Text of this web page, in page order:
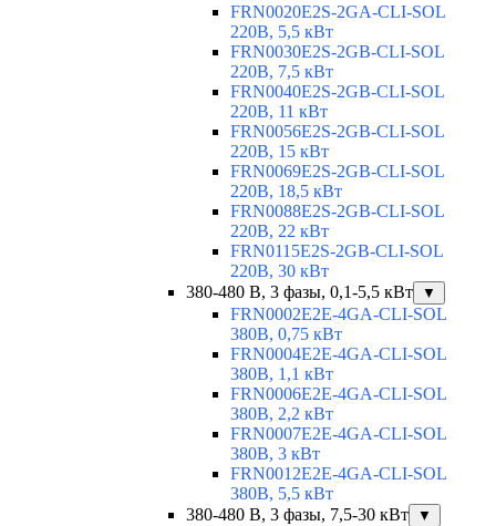
FRN0020E2S-2GA-CLI-SOL
220В, 5,5 кВт
FRN0030E2S-2GB-CLI-SOL
220В, 7,5 кВт
FRN0040E2S-2GB-CLI-SOL
220В, 11 кВт
FRN0056E2S-2GB-CLI-SOL
220В, 15 кВт
FRN0069E2S-2GB-CLI-SOL
220В, 18,5 кВт
FRN0088E2S-2GB-CLI-SOL
220В, 22 кВт
FRN0115E2S-2GB-CLI-SOL
220В, 30 кВт
380-480 В, 3 фазы, 0,1-5,5 кВт
▼
FRN0002E2E-4GA-CLI-SOL
380В, 0,75 кВт
FRN0004E2E-4GA-CLI-SOL
380В, 1,1 кВт
FRN0006E2E-4GA-CLI-SOL
380В, 2,2 кВт
FRN0007E2E-4GA-CLI-SOL
380В, 3 кВт
FRN0012E2E-4GA-CLI-SOL
380В, 5,5 кВт
380-480 В, 3 фазы, 7,5-30 кВт
▼